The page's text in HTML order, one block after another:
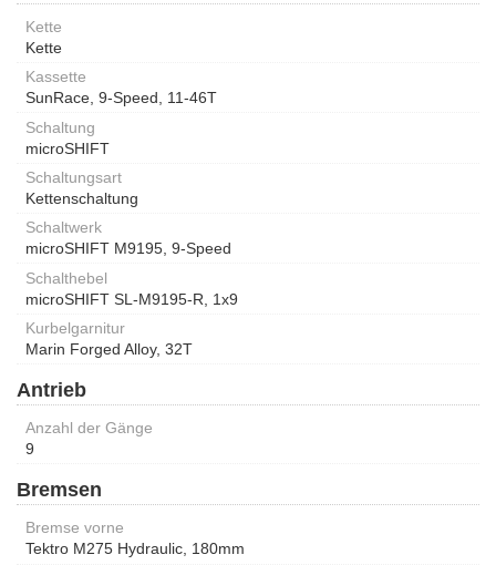
Kette
Kette
Kassette
SunRace, 9-Speed, 11-46T
Schaltung
microSHIFT
Schaltungsart
Kettenschaltung
Schaltwerk
microSHIFT M9195, 9-Speed
Schalthebel
microSHIFT SL-M9195-R, 1x9
Kurbelgarnitur
Marin Forged Alloy, 32T
Antrieb
Anzahl der Gänge
9
Bremsen
Bremse vorne
Tektro M275 Hydraulic, 180mm